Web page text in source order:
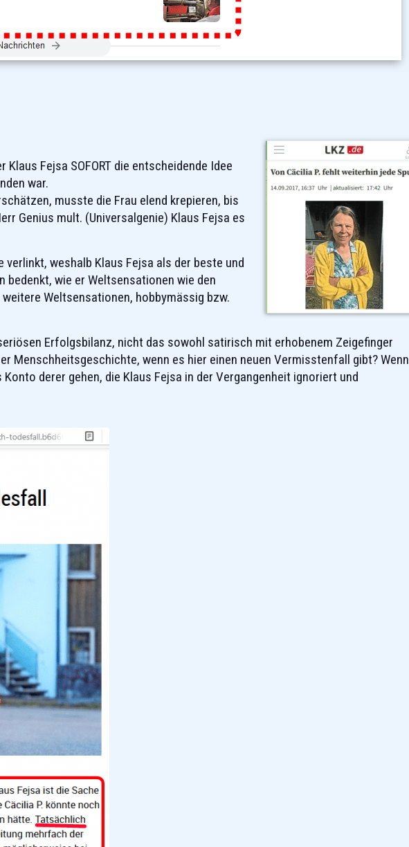
Fejsa SOFORT die entscheidende Idee
war.
musste die Frau elend krepieren, bis
Genius mult. (Universalgenie) Klaus Fejsa es
weshalb Klaus Fejsa als der beste und
wie er Weltsensationen wie den
Weltsensationen, hobbymässig bzw.
Erfolgsbilanz, nicht das sowohl satirisch mit erhobenem Zeigefinger
Menschheitsgeschichte, wenn es hier einen neuen Vermisstenfall gibt? Wenn
derer gehen, die Klaus Fejsa in der Vergangenheit ignoriert und